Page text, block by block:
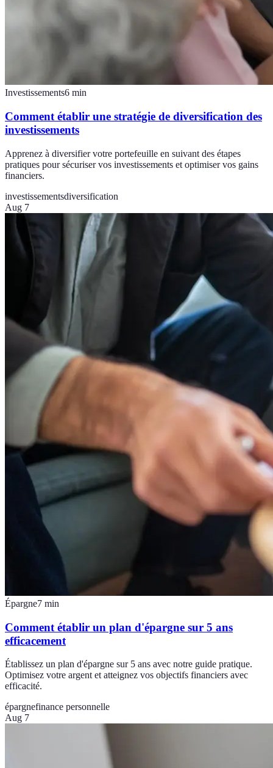
Investissements6 min
Comment établir une stratégie de diversification des
investissements
Apprenez à diversifier votre portefeuille en suivant des étapes
pratiques pour sécuriser vos investissements et optimiser vos gains
financiers.
investissementsdiversification
Aug 7
Épargne7 min
Comment établir un plan d'épargne sur 5 ans
efficacement
Établissez un plan d'épargne sur 5 ans avec notre guide pratique.
Optimisez votre argent et atteignez vos objectifs financiers avec
efficacité.
épargnefinance personnelle
Aug 7